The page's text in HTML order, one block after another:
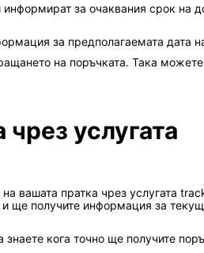
за очаквания срок на
за предполагаемата дата
на поръчката. Така
услугата
вашата пратка чрез услугата
ще получите информация за
кога точно ще получите